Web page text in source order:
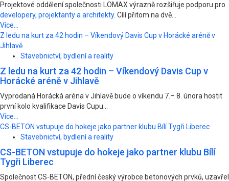
Projektové oddělení společnosti LOMAX výrazně rozšiřuje podporu pro
developery, projektanty a architekty. Cílí přitom na dvě...
Více...
Z ledu na kurt za 42 hodin – Víkendový Davis Cup v Horácké aréně v
Jihlavě
Stavebnictví, bydlení a reality
Z ledu na kurt za 42 hodin – Víkendový Davis Cup v
Horácké aréně v Jihlavě
Vyprodaná Horácká aréna v Jihlavě bude o víkendu 7.– 8. února hostit
první kolo kvalifikace Davis Cupu...
Více...
CS-BETON vstupuje do hokeje jako partner klubu Bílí Tygři Liberec
Stavebnictví, bydlení a reality
CS-BETON vstupuje do hokeje jako partner klubu Bílí
Tygři Liberec
Společnost CS-BETON, přední český výrobce betonových prvků, uzavřel